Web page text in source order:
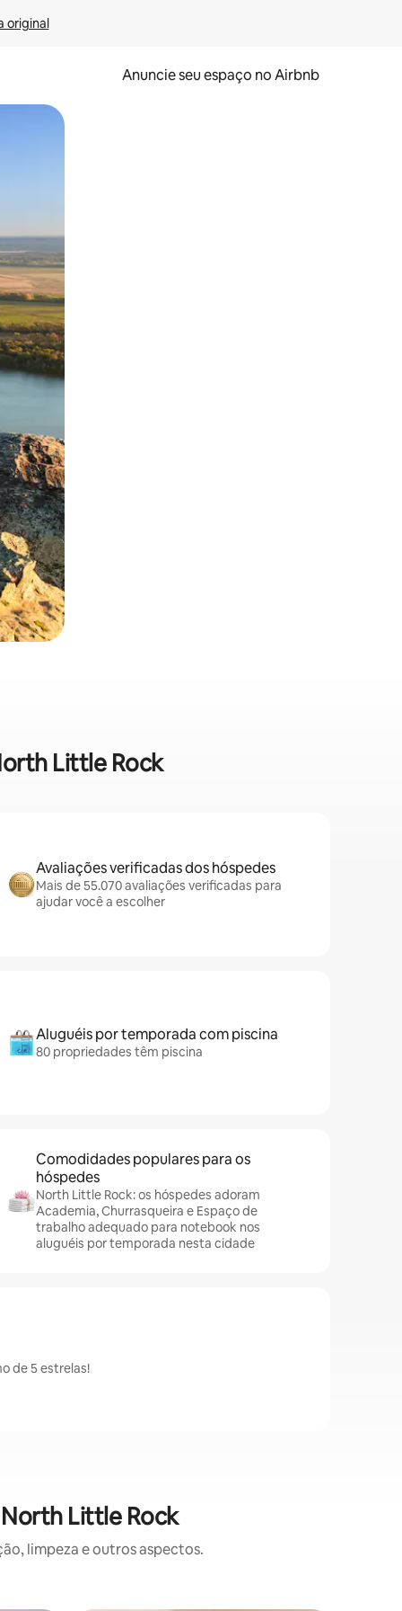
original
Anuncie seu espaço no Airbnb
o dedo na tela.
Little Rock
Avaliações verificadas dos hóspedes
Mais de 55.070 avaliações verificadas para
ajudar você a escolher
Aluguéis por temporada com piscina
80 propriedades têm piscina
Comodidades populares para os
hóspedes
North Little Rock: os hóspedes adoram
Academia, Churrasqueira e Espaço de
trabalho adequado para notebook nos
aluguéis por temporada nesta cidade
de 5 estrelas!
Little Rock
limpeza e outros aspectos.